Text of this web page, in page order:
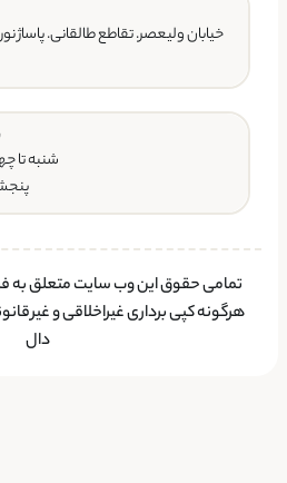
خیابان ولیعصر. تقاطع طالقانی. پاساژ
شنبه تا
تمامی حقوق این وب سایت متعلق به
هرگونه کپی برداری غیراخلاقی و
دال